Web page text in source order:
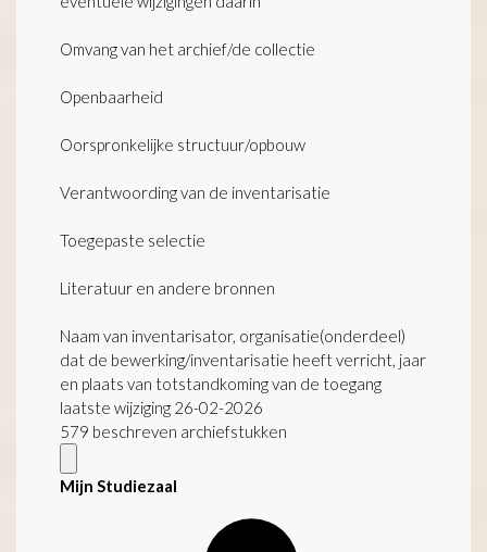
Omvang van het archief/de collectie
Openbaarheid
Oorspronkelijke structuur/opbouw
Verantwoording van de inventarisatie
Toegepaste selectie
Literatuur en andere bronnen
Naam van inventarisator, organisatie(onderdeel)
dat de bewerking/inventarisatie heeft verricht, jaar
en plaats van totstandkoming van de toegang
laatste wijziging 26-02-2026
579 beschreven archiefstukken
Mijn Studiezaal